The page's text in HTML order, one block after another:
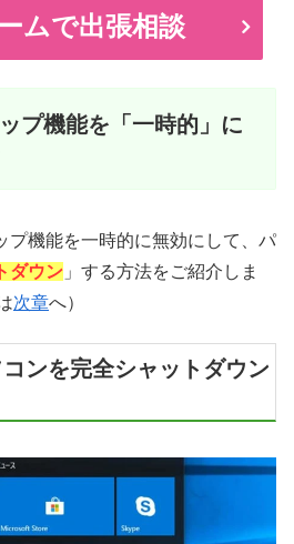
ムで出張相談
プ機能を「一時的」に
プ機能を一時的に無効にして、パ
ダウン 」する方法をご紹介しま
次章へ）
ンを完全シャットダウン